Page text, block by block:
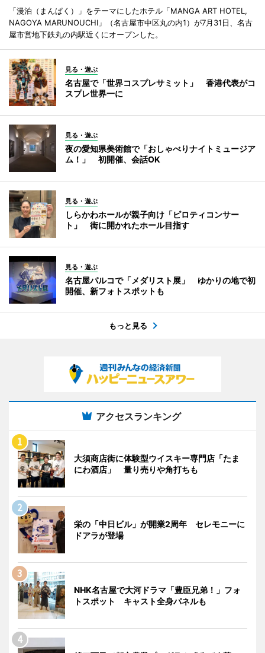
「漫泊（まんぱく）」をテーマにしたホテル「MANGA ART HOTEL,
NAGOYA MARUNOUCHI」（名古屋市中区丸の内1）が7月31日、名古
屋市営地下鉄丸の内駅近くにオープンした。
見る・遊ぶ
名古屋で「世界コスプレサミット」 香港代表がコ
スプレ世界一に
見る・遊ぶ
夜の愛知県美術館で「おしゃべりナイトミュージア
ム！」 初開催、会話OK
見る・遊ぶ
しらかわホールが親子向け「ピロティコンサー
ト」 街に開かれたホール目指す
見る・遊ぶ
名古屋パルコで「メダリスト展」 ゆかりの地で初
開催、新フォトスポットも
もっと見る
アクセスランキング
大須商店街に体験型ウイスキー専門店「たま
にわ酒店」 量り売りや角打ちも
栄の「中日ビル」が開業2周年 セレモニーに
ドアラが登場
NHK名古屋で大河ドラマ「豊臣兄弟！」フォ
トスポット キャスト全身パネルも